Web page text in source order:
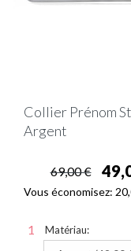
Collier Prénom
Argent
69,00 €
Vous économisez:
Matériau: